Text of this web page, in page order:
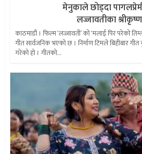
मेनुकाले छोड्दा
लज्जावतीका श्रीकृष्ण
काठमाडौं । फिल्म ‘लज्जावती’ को ‘मलाई पिर परेको
गीत सार्वजनिक भएको छ । निर्माण टिमले बिहीबार
गरेको हो । गीतको...